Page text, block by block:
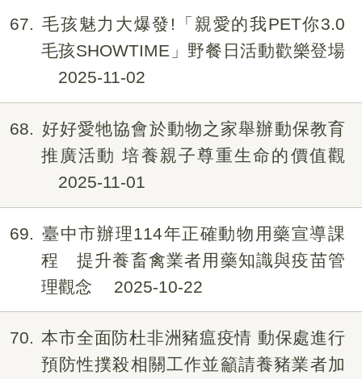
67
毛孩魅力大爆發!「親愛的我PET你3.0
毛孩SHOWTIME」野餐日活動歡樂登場
2025-11-02
68
好好愛牠協會於動物之家舉辦動保教育
推廣活動 培養親子尊重生命的價值觀
2025-11-01
69
臺中市辦理114年正確動物用藥宣導課
程 提升養畜禽業者用藥知識與疫苗管
理觀念
2025-10-22
70
本市全面防杜非洲豬瘟疫情 動保處進行
預防性撲殺相關工作並籲請養豬業者加